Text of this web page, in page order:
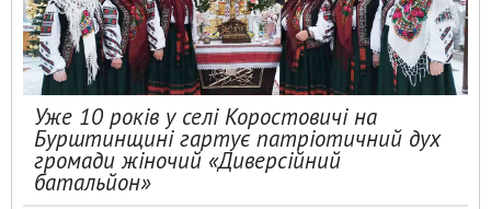
Уже 10 років у селі Коростовичі на
Бурштинщині гартує патріотичний дух
громади жіночий «Диверсійний
батальйон»